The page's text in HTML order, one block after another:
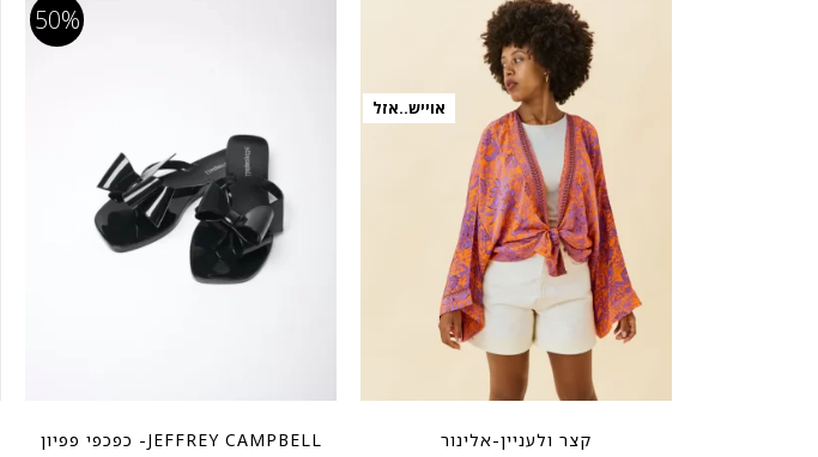
SOLD
OUT
אוייש..אזל
קצר ולעניין-אלינור
50%
JEFFREY CAMPBELL- כפכפי פפיון